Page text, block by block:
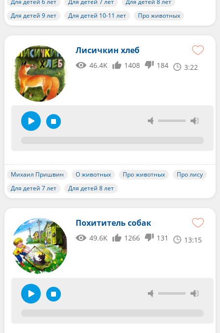
Для детей 6 лет Для детей 7 лет
Для детей 8 лет
Для детей 9 лет
Для детей 10-11 лет Про животных
Лисичкин хлеб
46.4K 1408 184 3:22
Михаил Пришвин О животных Про животных
Про лису
Для детей 7 лет
Для детей 8 лет
Похититель собак
49.6K 1266 131 13:15